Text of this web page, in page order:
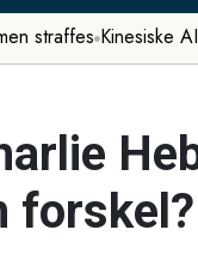
straffes Kinesiske
forskel?